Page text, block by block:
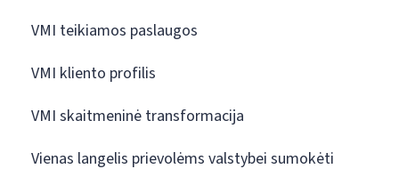
VMI teikiamos paslaugos
VMI kliento profilis
VMI skaitmeninė transformacija
Vienas langelis prievolėms valstybei sumokėti